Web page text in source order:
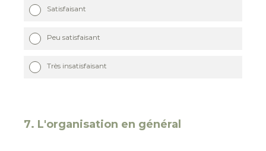
Satisfaisant
Peu satisfaisant
Très insatisfaisant
7. L'organisation en général